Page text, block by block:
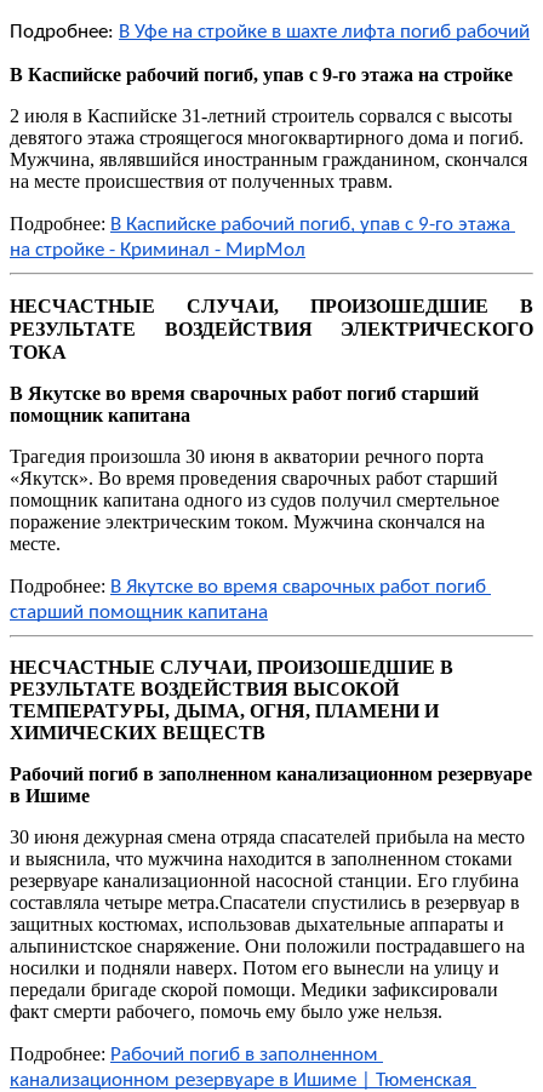
Подробнее: В Уфе на стройке в шахте лифта погиб рабочий
В Каспийске рабочий погиб, упав с 9-го этажа на стройке
2 июля в Каспийске 31-летний строитель сорвался с высоты
девятого этажа строящегося многоквартирного дома и погиб.
Мужчина, являвшийся иностранным гражданином, скончался
на месте происшествия от полученных травм.
Подробнее: В Каспийске рабочий погиб, упав с 9-го этажа
на стройке - Криминал - МирМол
НЕСЧАСТНЫЕ СЛУЧАИ, ПРОИЗОШЕДШИЕ В
РЕЗУЛЬТАТЕ ВОЗДЕЙСТВИЯ ЭЛЕКТРИЧЕСКОГО
ТОКА
В Якутске во время сварочных работ погиб старший
помощник капитана
Трагедия произошла 30 июня в акватории речного порта
«Якутск». Во время проведения сварочных работ старший
помощник капитана одного из судов получил смертельное
поражение электрическим током. Мужчина скончался на
месте.
Подробнее: В Якутске во время сварочных работ погиб
старший помощник капитана
НЕСЧАСТНЫЕ СЛУЧАИ, ПРОИЗОШЕДШИЕ В
РЕЗУЛЬТАТЕ ВОЗДЕЙСТВИЯ ВЫСОКОЙ
ТЕМПЕРАТУРЫ, ДЫМА, ОГНЯ, ПЛАМЕНИ И
ХИМИЧЕСКИХ ВЕЩЕСТВ
Рабочий погиб в заполненном канализационном резервуаре
в Ишиме
30 июня дежурная смена отряда спасателей прибыла на место
и выяснила, что мужчина находится в заполненном стоками
резервуаре канализационной насосной станции. Его глубина
составляла четыре метра.Спасатели спустились в резервуар в
защитных костюмах, использовав дыхательные аппараты и
альпинистское снаряжение. Они положили пострадавшего на
носилки и подняли наверх. Потом его вынесли на улицу и
передали бригаде скорой помощи. Медики зафиксировали
факт смерти рабочего, помочь ему было уже нельзя.
Подробнее: Рабочий погиб в заполненном
канализационном резервуаре в Ишиме | Тюменская